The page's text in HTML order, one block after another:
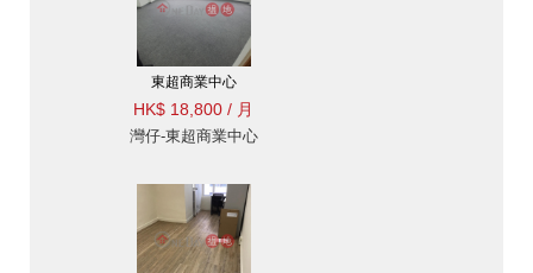
東超商業中心
HK$ 18,800 / 月
灣仔-東超商業中心